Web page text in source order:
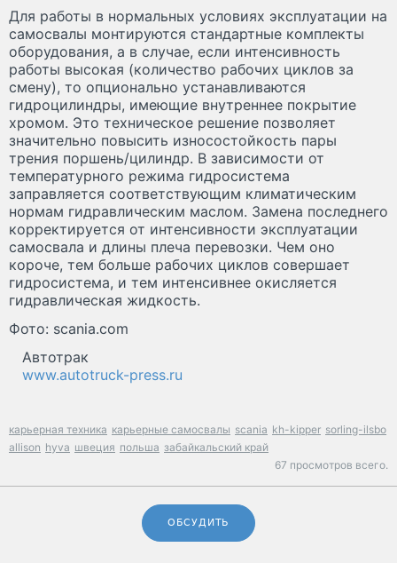
Для работы в нормальных условиях эксплуатации на
самосвалы монтируются стандартные комплекты
оборудования, а в случае, если интенсивность
работы высокая (количество рабочих циклов за
смену), то опционально устанавливаются
гидроцилиндры, имеющие внутреннее покрытие
хромом. Это техническое решение позволяет
значительно повысить износостойкость пары
трения поршень/цилиндр. В зависимости от
температурного режима гидросистема
заправляется соответствующим климатическим
нормам гидравлическим маслом. Замена последнего
корректируется от интенсивности эксплуатации
самосвала и длины плеча перевозки. Чем оно
короче, тем больше рабочих циклов совершает
гидросистема, и тем интенсивнее окисляется
гидравлическая жидкость.
Фото: scania.com
Автотрак
www.autotruck-press.ru
карьерная техника карьерные самосвалы scania kh-kipper sorling-ilsbo
allison hyva швеция польша забайкальский край
67 просмотров всего.
ОБСУДИТЬ